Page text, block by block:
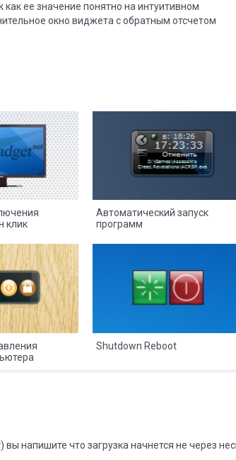
ее значение понятно на интуитивном
окно виджета с обратным отсчетом
8 2
клик
Автоматический запуск
программ
2
Shutdown Reboot
напишите что загрузка начнется не через